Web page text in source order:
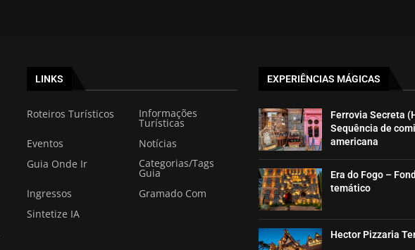
LINKS
Roteiros Turísticos Informações
Turísticas
Eventos
Notícias
Guia Onde Ir
Categorias/Tags
Guia
Ingressos
Gramado Com
Sintetize IA
EXPERIÊNCIAS MÁGICAS
Ferrovia Secreta
Sequência de
americana
Era do Fogo –
temático
Hector Pizzaria